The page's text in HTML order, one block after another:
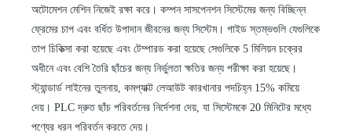
অটোমেশন মেশিন নিজেই রক্ষা করে। কম্পন সাসপেনশন সিস্টেমের জন্য বিচ্ছিন্ন
ফ্রেমের চাপ এবং বর্ধিত উপাদান জীবনের জন্য সিস্টেম। গাইড স্তম্ভগুলি যেগুলিকে
তাপ চিকিত্সা করা হয়েছে এবং টেম্পারড করা হয়েছে সেগুলিকে 5 মিলিয়ন চক্রের
অধীনে এবং বেশি তৈরি ছাঁচের জন্য নির্ভুলতা ক্ষতির জন্য পরীক্ষা করা হয়েছে।
স্ট্যান্ডার্ড লাইনের তুলনায়, কমপ্যাক্ট লেআউট কারখানার পদচিহ্ন 15% কমিয়ে
দেয়। PLC দ্রুত ছাঁচ পরিবর্তনের নির্দেশনা দেয়, যা সিস্টেমকে 20 মিনিটের মধ্যে
পণ্যের ধরন পরিবর্তন করতে দেয়।